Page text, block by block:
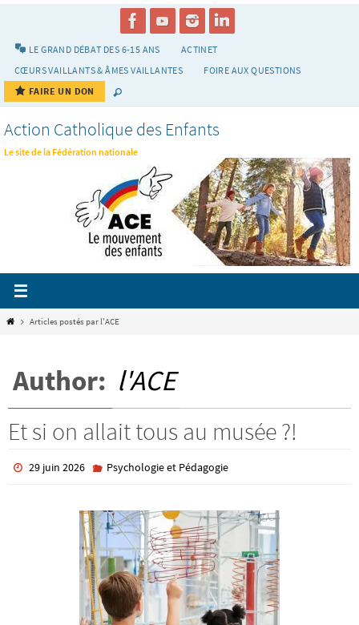
LE GRAND DÉBAT DES 6-15 ANS
ACTINET
CŒURS VAILLANTS & ÂMES VAILLANTES
FOIRE AUX QUESTIONS
FAIRE UN DON
Action Catholique des Enfants
Le site de la Fédération nationale
HomeArticles postés par l'ACE
Author: l'ACE
Et si on allait tous au musée ?!
29 juin 2026 Psychologie et Pédagogie